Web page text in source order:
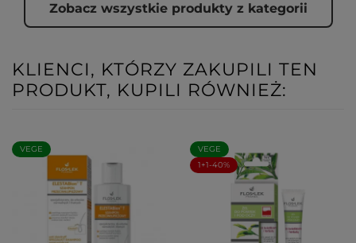
Zobacz wszystkie produkty z kategorii
KLIENCI, KTÓRZY ZAKUPILI TEN
PRODUKT, KUPILI RÓWNIEŻ:
VEGE
VEGE
1+1-40%